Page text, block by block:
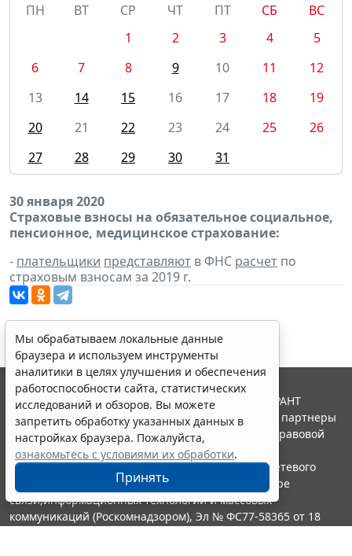
ПН
ВТ СР ЧТ ПТ СБ
ВС
1
2 3 4
5
6
7 8 9 10 11
12
13
14 15 16 17 18
19
20
21 22 23 24 25
26
27
28 29 30 31
30 января 2020
Страховые взносы на обязательное социальное,
пенсионное, медицинское страхование:
- плательщики представляют в ФНС расчет по
страховым взносам за 2019 г.
Мы обрабатываем локальные данные
браузера и используем инструменты
аналитики в целях улучшения и обеспечения
работоспособности сайта, статистических
исследований и обзоров. Вы можете
запретить обработку указанных данных в
настройках браузера. Пожалуйста,
ознакомьтесь с условиями их обработки.
Принять
© ООО "НПП "ГАРАНТ-СЕРВИС", 2026. Система ГАРАНТ
выпускается с 1990 года. Компания "Гарант" и ее партнеры
являются участниками Российской ассоциации правовой
информации ГАРАНТ.
Портал ГАРАНТ.РУ зарегистрирован в качестве сетевого
издания Федеральной службой по надзору в сфере
связи,информационных технологий и массовых
коммуникаций (Роскомнадзором), Эл № ФС77-58365 от 18